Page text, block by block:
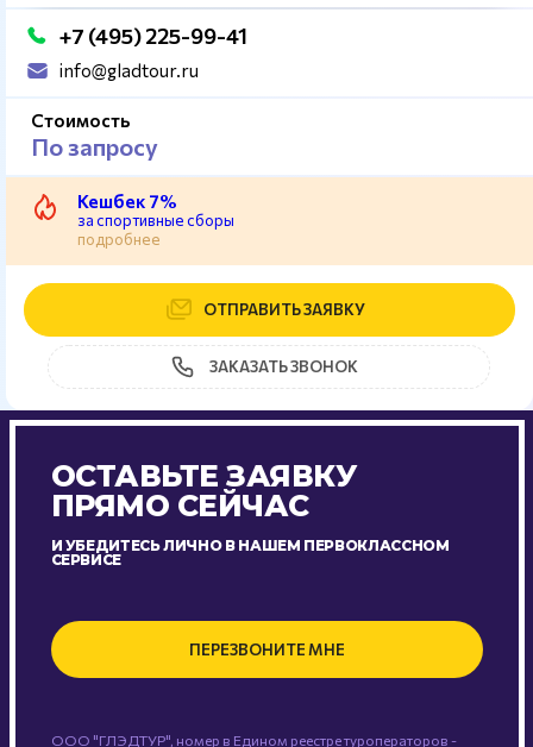
+7 (495) 225-99-41
info@gladtour.ru
Стоимость
По запросу
Кешбек 7%
за спортивные сборы
подробнее
ОТПРАВИТЬ ЗАЯВКУ
ЗАКАЗАТЬ ЗВОНОК
ОСТАВЬТЕ ЗАЯВКУ
ПРЯМО СЕЙЧАС
И УБЕДИТЕСЬ ЛИЧНО В НАШЕМ ПЕРВОКЛАССНОМ
СЕРВИСЕ
ПЕРЕЗВОНИТЕ МНЕ
ООО "ГЛЭДТУР", номер в Едином реестре туроператоров -